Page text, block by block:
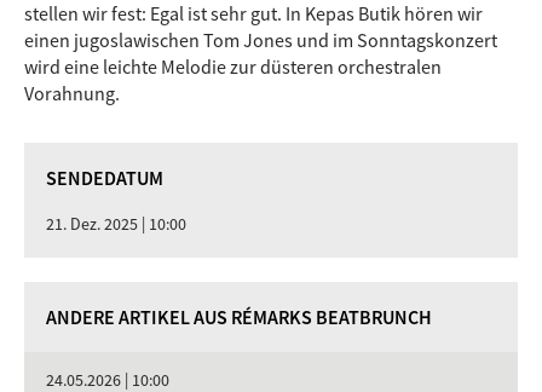
stellen wir fest: Egal ist sehr gut. In Kepas Butik hören wir
einen jugoslawischen Tom Jones und im Sonntagskonzert
wird eine leichte Melodie zur düsteren orchestralen
Vorahnung.
SENDEDATUM
21. Dez. 2025 | 10:00
ANDERE ARTIKEL AUS RÉMARKS BEATBRUNCH
24.05.2026 | 10:00